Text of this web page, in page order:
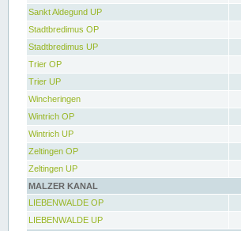
Sankt Aldegund UP
Stadtbredimus OP
Stadtbredimus UP
Trier OP
Trier UP
Wincheringen
Wintrich OP
Wintrich UP
Zeltingen OP
Zeltingen UP
MALZER KANAL
LIEBENWALDE OP
LIEBENWALDE UP